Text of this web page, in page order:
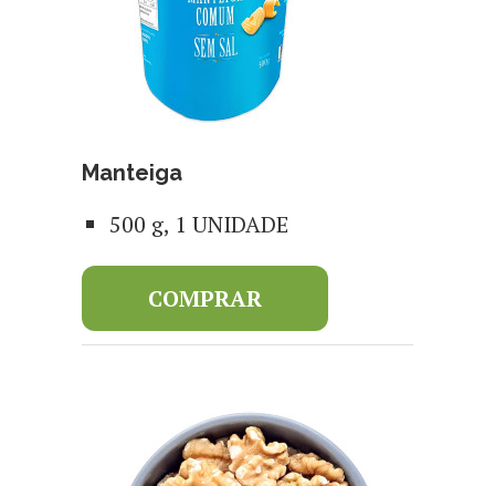
Manteiga
500 g, 1 UNIDADE
COMPRAR